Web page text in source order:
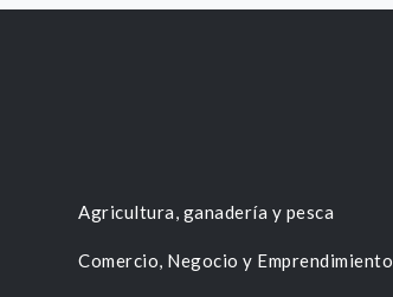
Agricultura, ganadería y pesca
Comercio, Negocio y Emprendimiento